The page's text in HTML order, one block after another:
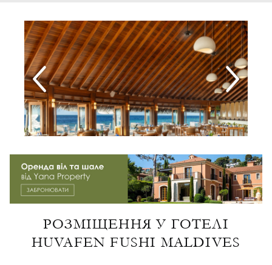
РОЗМІЩЕННЯ У ГОТЕЛІ
HUVAFEN FUSHI MALDIVES